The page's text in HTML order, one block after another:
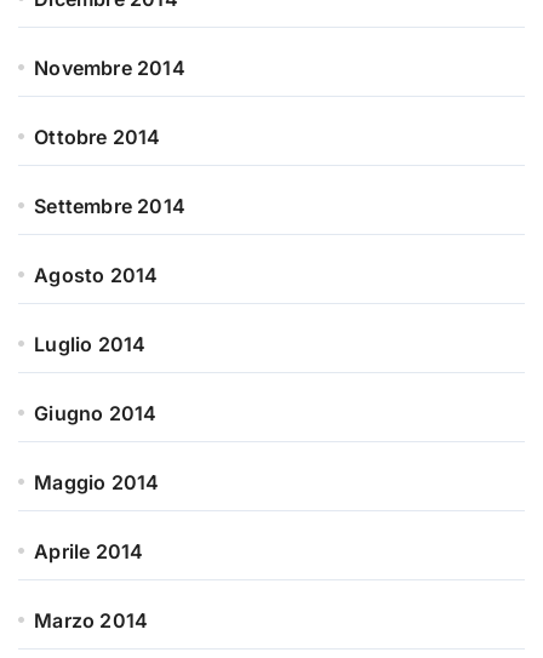
Novembre 2014
Ottobre 2014
Settembre 2014
Agosto 2014
Luglio 2014
Giugno 2014
Maggio 2014
Aprile 2014
Marzo 2014